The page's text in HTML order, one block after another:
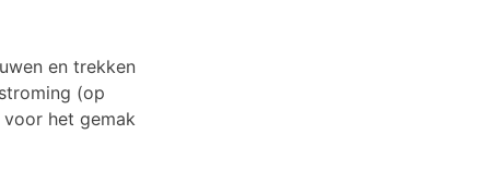
en trekken
(op
voor het gemak